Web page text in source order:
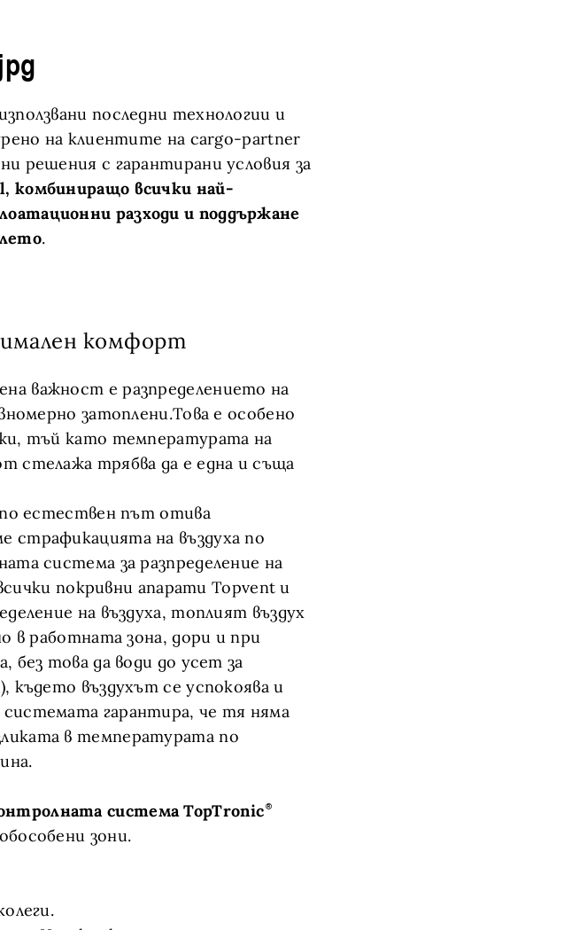
последни технологии и
на клиентите на cargo-partner
решения с гарантирани условия за
комбиниращо всички най-
разходи и поддържане
.
комфорт
важност е разпределението на
затоплени.Това е особено
тъй като температурата на
стелажа трябва да е една и съща
естествен път отива
страфикацията на въздуха по
система за разпределение на
покривни апарати Topvent и
на въздуха, топлият въздух
в работната зона, дори и при
това да води до усет за
въздухът се успокоява и
гарантира, че тя няма
в температурата по
система TopTronic
зони.